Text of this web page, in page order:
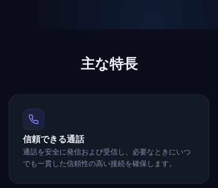
主な特長
信頼できる通話
通話を安全に発信および受信し、必要なときにいつ
でも一貫した信頼性の高い接続を確保します。